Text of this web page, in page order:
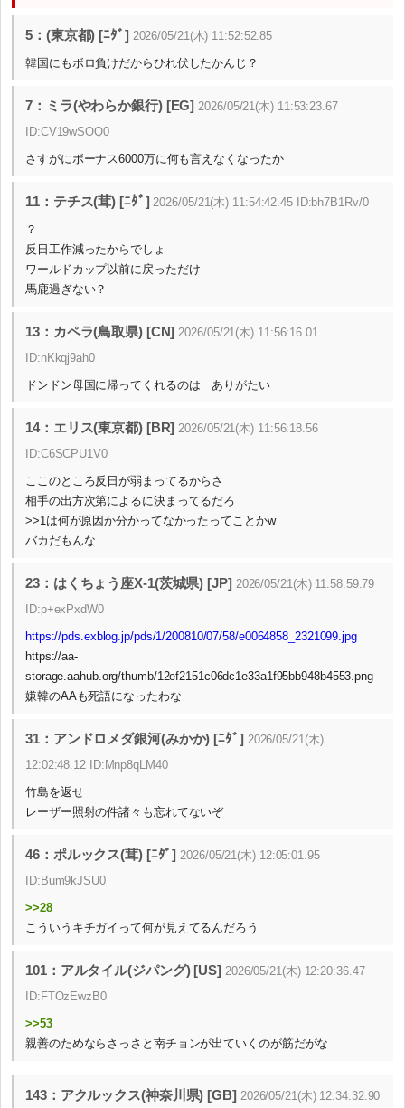
5：(東京都) [ﾆﾀﾞ] 2026/05/21(木) 11:52:52.85
韓国にもボロ負けだからひれ伏したかんじ？
7：ミラ(やわらか銀行) [EG] 2026/05/21(木) 11:53:23.67
ID:CV19wSOQ0
さすがにボーナス6000万に何も言えなくなったか
11：テチス(茸) [ﾆﾀﾞ] 2026/05/21(木) 11:54:42.45 ID:bh7B1Rv/0
？
反日工作減ったからでしょ
ワールドカップ以前に戻っただけ
馬鹿過ぎない？
13：カペラ(鳥取県) [CN] 2026/05/21(木) 11:56:16.01
ID:nKkqj9ah0
ドンドン母国に帰ってくれるのは ありがたい
14：エリス(東京都) [BR] 2026/05/21(木) 11:56:18.56
ID:C6SCPU1V0
ここのところ反日が弱まってるからさ
相手の出方次第によるに決まってるだろ
>>1は何が原因か分かってなかったってことかw
バカだもんな
23：はくちょう座X-1(茨城県) [JP] 2026/05/21(木) 11:58:59.79
ID:p+exPxdW0
https://pds.exblog.jp/pds/1/200810/07/58/e0064858_2321099.jpg
https://aa-
storage.aahub.org/thumb/12ef2151c06dc1e33a1f95bb948b4553.png
嫌韓のAAも死語になったわな
31：アンドロメダ銀河(みかか) [ﾆﾀﾞ] 2026/05/21(木)
12:02:48.12 ID:Mnp8qLM40
竹島を返せ
レーザー照射の件諸々も忘れてないぞ
46：ポルックス(茸) [ﾆﾀﾞ] 2026/05/21(木) 12:05:01.95
ID:Bum9kJSU0
>>28
こういうキチガイって何が見えてるんだろう
101：アルタイル(ジパング) [US] 2026/05/21(木) 12:20:36.47
ID:FTOzEwzB0
>>53
親善のためならさっさと南チョンが出ていくのが筋だがな
143：アクルックス(神奈川県) [GB] 2026/05/21(木) 12:34:32.90